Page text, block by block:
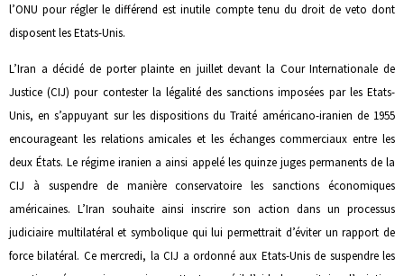
l’ONU pour régler le différend est inutile compte tenu du droit de veto dont
disposent les Etats-Unis.
L’Iran a décidé de porter plainte en juillet devant la Cour Internationale de
Justice (CIJ) pour contester la légalité des sanctions imposées par les Etats-
Unis, en s’appuyant sur les dispositions du Traité américano-iranien de 1955
encourageant les relations amicales et les échanges commerciaux entre les
deux États. Le régime iranien a ainsi appelé les quinze juges permanents de la
CIJ à suspendre de manière conservatoire les sanctions économiques
américaines. L’Iran souhaite ainsi inscrire son action dans un processus
judiciaire multilatéral et symbolique qui lui permettrait d’éviter un rapport de
force bilatéral. Ce mercredi, la CIJ a ordonné aux Etats-Unis de suspendre les